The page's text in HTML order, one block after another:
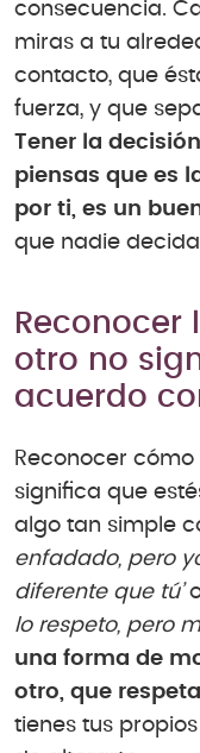
consecuencia.
miras a tu
contacto, que
fuerza, y que
Tener la
piensas que es
por ti, es un
que nadie
Reconocer
otro no
acuerdo
Reconocer
significa que
algo tan simple
enfadado, pero
diferente que tú’
lo respeto, pero
una forma de
otro, que
tienes tus